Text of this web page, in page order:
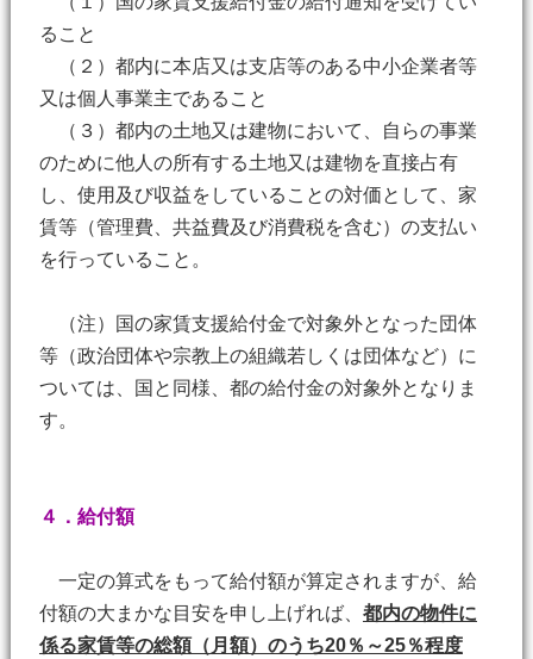
ること
（２）都内に本店又は支店等のある中小企業者等
又は個人事業主であること
（３）都内の土地又は建物において、自らの事業
のために他人の所有する土地又は建物を直接占有
し、使用及び収益をしていることの対価として、家
賃等（管理費、共益費及び消費税を含む）の支払い
を行っていること。
（注）国の家賃支援給付金で対象外となった団体
等（政治団体や宗教上の組織若しくは団体など）に
ついては、国と同様、都の給付金の対象外となりま
す。
４．給付額
一定の算式をもって給付額が算定されますが、給
付額の大まかな目安を申し上げれば、 都内の物件に
係る家賃等の総額（月額）のうち20％～25％程度